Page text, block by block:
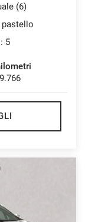
(6)
pastello
5